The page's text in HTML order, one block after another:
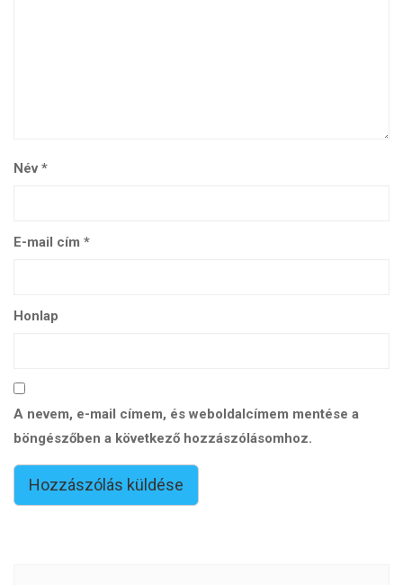
Név*
E-mail cím *
Honlap
A nevem, e-mail címem, és weboldalcímem mentése a
böngészőben a következő hozzászólásomhoz.